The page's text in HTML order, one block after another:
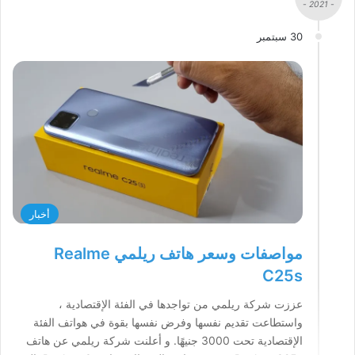
- 2021 -
30 سبتمبر
أخبار
مواصفات وسعر هاتف ريلمي Realme
C25s
عززت شركة ريلمي من تواجدها في الفئة الإقتصادية ،
واستطاعت تقديم نفسها وفرض نفسها بقوة في هواتف الفئة
الإقتصادية تحت 3000 جنيهًا. و أعلنت شركة ريلمي عن هاتف